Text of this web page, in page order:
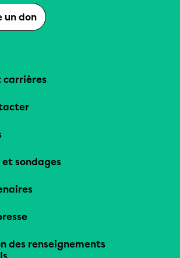
un don
carrières
et sondages
des renseignements